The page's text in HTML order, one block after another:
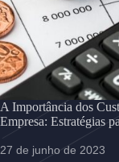
A Importância dos
Empresa: Estratégias
27 de junho de 2023